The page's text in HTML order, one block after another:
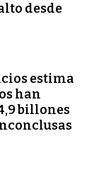
desde
estima
han
billones